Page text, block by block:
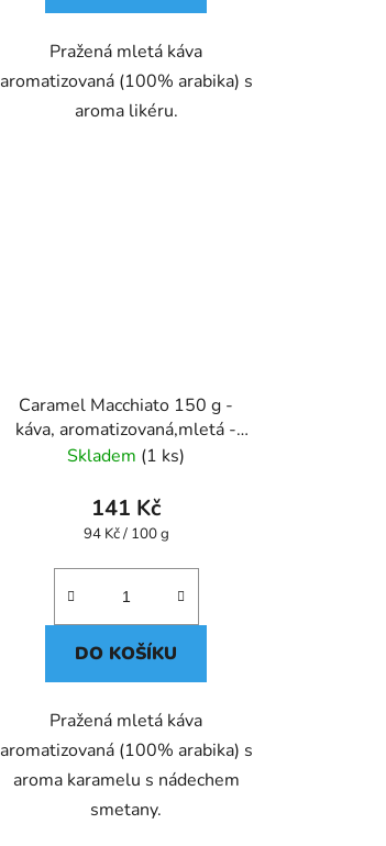
Pražená mletá káva
aromatizovaná (100% arabika) s
aroma likéru.
Caramel Macchiato 150 g -
káva, aromatizovaná,mletá -
Oxalis
Skladem (1 ks)
141 Kč
Měrná
94 Kč / 100 g
DO KOŠÍKU
Pražená mletá káva
aromatizovaná (100% arabika) s
aroma karamelu s nádechem
smetany.